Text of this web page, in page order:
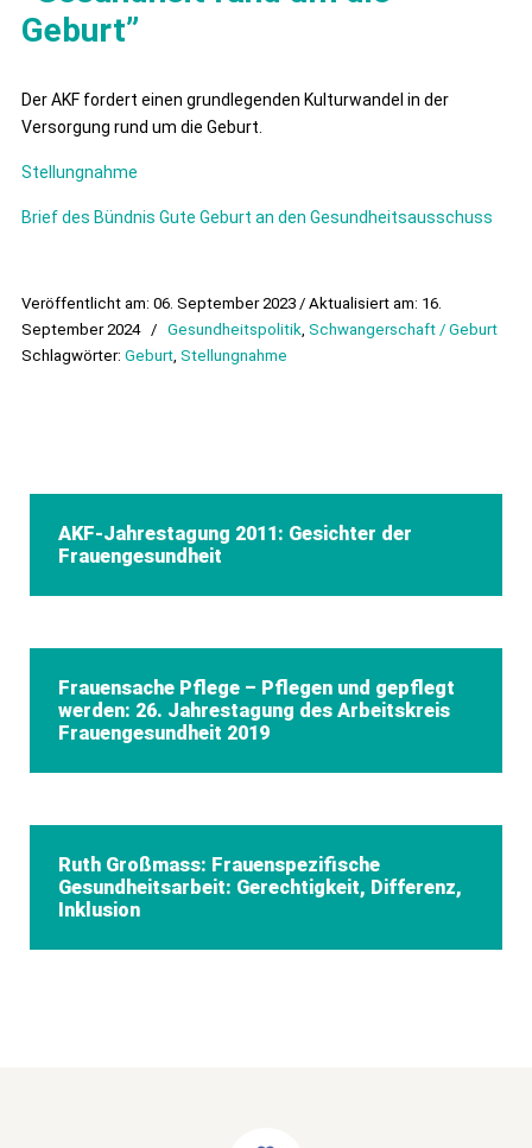
Geburt”
Der AKF fordert einen grundlegenden Kulturwandel in der
Versorgung rund um die Geburt.
Stellungnahme
Brief des Bündnis Gute Geburt an den Gesundheitsausschuss
Veröffentlicht am: 06. September 2023 / Aktualisiert am: 16.
September 2024 / Gesundheitspolitik, Schwangerschaft / Geburt
Schlagwörter: Geburt, Stellungnahme
AKF-Jahrestagung 2011: Gesichter der
Frauengesundheit
Frauensache Pflege – Pflegen und gepflegt
werden: 26. Jahrestagung des Arbeitskreis
Frauengesundheit 2019
Ruth Großmass: Frauenspezifische
Gesundheitsarbeit: Gerechtigkeit, Differenz,
Inklusion